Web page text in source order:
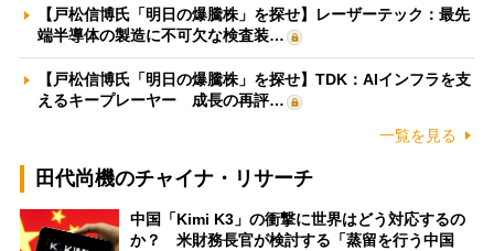
【戸松信博氏「明日の爆騰株」を探せ】レーザーテック：最先
端半導体の製造に不可欠な検査装…
【戸松信博氏「明日の爆騰株」を探せ】TDK：AIインフラを支
えるキープレーヤー 成長の再評…
一覧を見る
田代尚機のチャイナ・リサーチ
中国「Kimi K3」の衝撃に世界はどう対応するの
か？ 米財務長官が検討する「蒸留を行う中国